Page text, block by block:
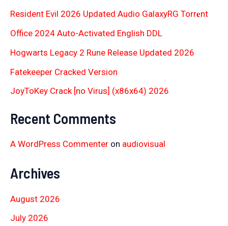
Resident Evil 2026 Updated Audio GalaxyRG Torr𝐞nt
Office 2024 Auto-Activated English DDL
Hogwarts Legacy 2 Rune Release Updated 2026
Fatekeeper Cracked Version
JoyToKey Crack [no Virus] (x86x64) 2026
Recent Comments
A WordPress Commenter on audiovisual
Archives
August 2026
July 2026